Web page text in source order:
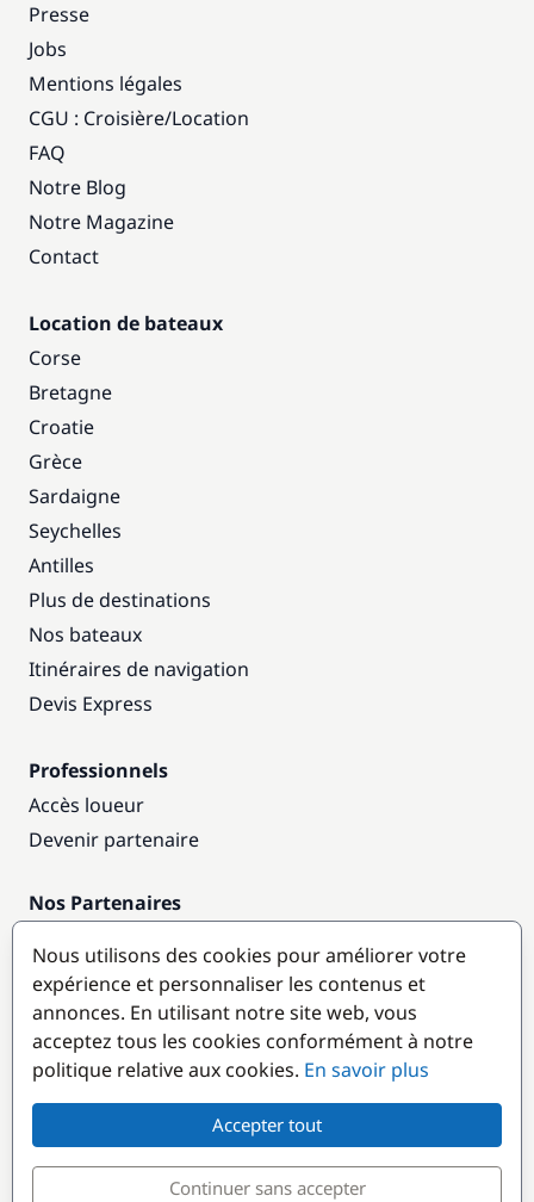
Presse
Jobs
Mentions légales
CGU : Croisière/Location
FAQ
Notre Blog
Notre Magazine
Contact
Location de bateaux
Corse
Bretagne
Croatie
Grèce
Sardaigne
Seychelles
Antilles
Plus de destinations
Nos bateaux
Itinéraires de navigation
Devis Express
Professionnels
Accès loueur
Devenir partenaire
Nos Partenaires
Destinations populaires
Nous utilisons des cookies pour améliorer votre
expérience et personnaliser les contenus et
annonces. En utilisant notre site web, vous
acceptez tous les cookies conformément à notre
politique relative aux cookies. En savoir plus
Accepter tout
Continuer sans accepter